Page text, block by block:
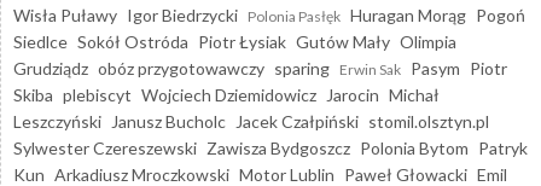
Wisła Puławy Igor Biedrzycki Polonia Pasłęk Huragan Morąg Pogoń
Siedlce Sokół Ostróda Piotr Łysiak Gutów Mały Olimpia
Grudziądz obóz przygotowawczy sparing Erwin Sak Pasym Piotr
Skiba plebiscyt Wojciech Dziemidowicz Jarocin Michał
Leszczyński
Janusz Bucholc Jacek Czałpiński stomil.olsztyn.pl
Sylwester Czereszewski Zawisza Bydgoszcz Polonia Bytom Patryk
Kun Arkadiusz Mroczkowski Motor Lublin Paweł Głowacki Emil